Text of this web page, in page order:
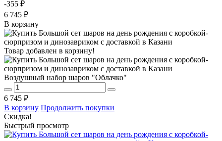
-355 ₽
6 745 ₽
В корзину
Товар добавлен в корзину!
Воздушный набор шаров "Облачко"
6 745 ₽
В корзину Продолжить покупки
Скидка!
Быстрый просмотр